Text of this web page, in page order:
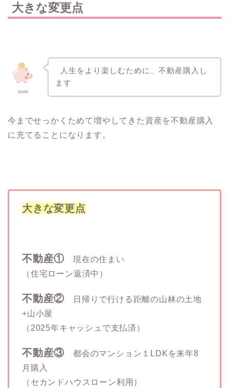
大きな変更点
moni
人生をより楽しむために、不動産購入し
ます
今までせっかくためて増やしてきた資産を不動産購入
に充てることになります。
大きな変更点
不動産① 現在の住まい
（住宅ローン返済中）
不動産② 日帰りで行ける距離の山林の土地
+山小屋
（2025年キャッシュで支払済）
不動産③ 都会のマンション１LDKを来年8
月購入
（セカンドハウスローン利用）